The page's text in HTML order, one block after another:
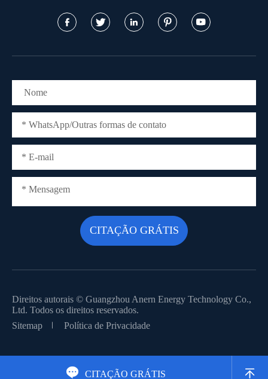
    
Direitos autorais © Guangzhou Anern Energy Technology Co.,
Ltd. Todos os direitos reservados.
Sitemap
Política de Privacidade
 CITAÇÃO GRÁTIS 